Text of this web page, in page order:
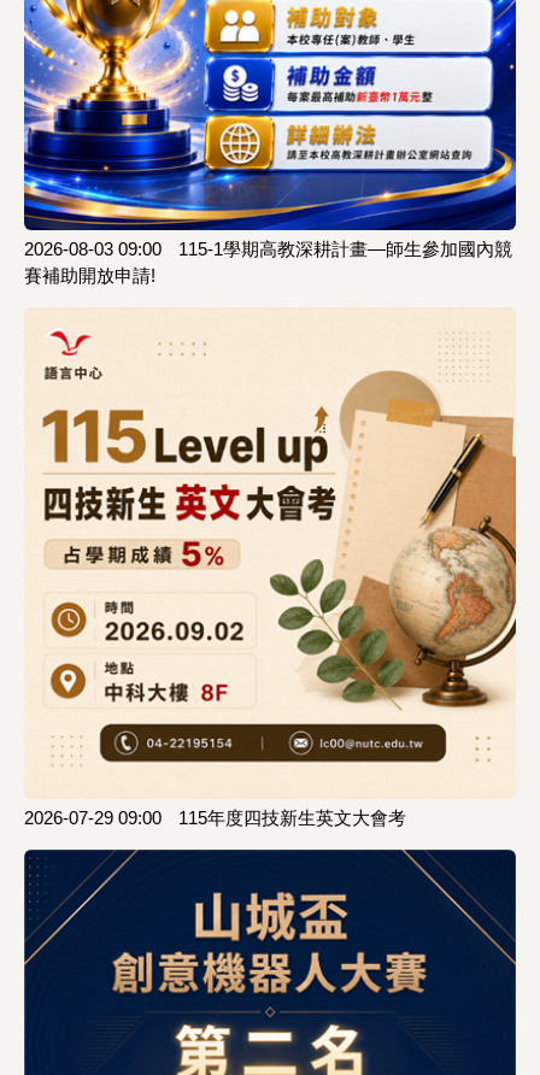
2026-08-03 09:00
115-1學期高教深耕計畫—師生參加國內競
賽補助開放申請!
2026-07-29 09:00 115年度四技新生英文大會考